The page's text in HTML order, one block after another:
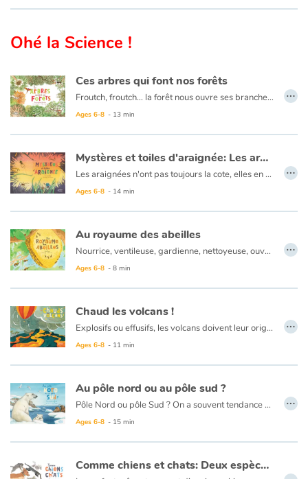
En revanche, pour se désaltérer les girafes jouent les acrobates et doivent faire le grand écart pour atteindre la mare.
Ohé la Science !
Ces arbres qui font nos forêts
Froutch, froutch… la forêt nous ouvre ses branches ! Comme au cours d'une promenade, cet album invite à prendre son temps, à observer tout ce qui se passe autour de nous. Dans la forêt, qu'elle soit tropicale, humide ou encore tempérée, la vie fourmille : il y a tant à découvrir !
Ages 6-8 - 13 min
…
Mystères et toiles d'araignée: Les aranéides
Les araignées n'ont pas toujours la cote, elles en effraient plus d'un ! Et pourtant, on a beaucoup à apprendre de ces tisserandes de génie… Bien que les araignées sont dotées de huit pattes, on les prend souvent pour des insectes. Erreur ! Elles font partie de la famille des arachnides, aux côtés des scorpions et des acariens. Aujourd'hui, on compte près 50 000 espèces d'araignées dans le monde
Ages 6-8 - 14 min
…
Au royaume des abeilles
Nourrice, ventileuse, gardienne, nettoyeuse, ouvrière, maçonne, butineuse... les abeilles ont bien des métiers au cours de leur vie, et toutes participent à la vie de la ruche aux côtés de la reine. Toutes ? Pas vraiment, car sur les plus de 20 000 espèces d'abeilles à travers le monde, seulement 8 ou 10 fabriquent du miel, et les autres vivent en solitaire !
Ages 6-8 - 8 min
…
Chaud les volcans !
Explosifs ou effusifs, les volcans doivent leur origine aux mouvements de l'écorce terrestre.
Ages 6-8 - 11 min
…
Au pôle nord ou au pôle sud ?
Pôle Nord ou pôle Sud ? On a souvent tendance à les confondre. Tous les deux aux extrémités de la Terre, ils sont souvent couverts de glace et leurs noms sont assez similaires : Arctique et Antarctique !
Au contraire, le pôle Nord abrite de nombreuses espèces de plantes, d'animaux, d'insectes aussi bien sur terre que dans ses mers. Des humains ont même réussi à s'établir harmonieusement dans cette région glaciale !
Ages 6-8 - 15 min
…
Comme chiens et chats: Deux espèces domestiques